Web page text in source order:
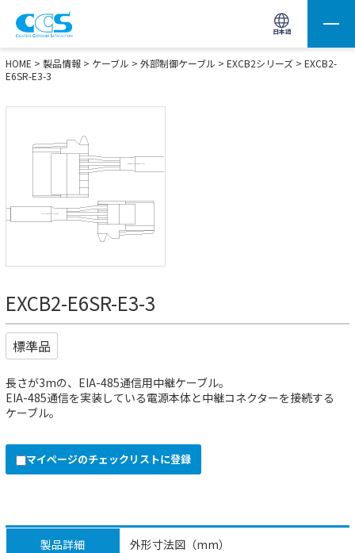
日本語
画像処理用の製品検索 サイト内検索(Enterで実行)
HOME > 製品情報 > ケーブル > 外部制御ケーブル > EXCB2シリーズ > EXCB2-
E6SR-E3-3
EXCB2-E6SR-E3-3
標準品
長さが3mの、EIA-485通信用中継ケーブル。
EIA-485通信を実装している電源本体と中継コネクターを接続する
ケーブル。
マイページのチェックリストに登録
製品詳細 外形寸法図（mm）